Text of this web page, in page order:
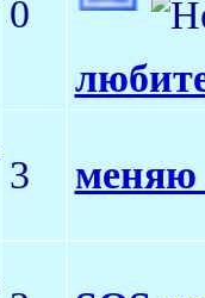
0
3 меняю